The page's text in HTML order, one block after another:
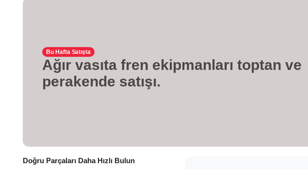
Bu Hafta Satışta
Ağır vasıta fren ekipmanları toptan ve
perakende satışı.
Doğru Parçaları Daha Hızlı Bulun